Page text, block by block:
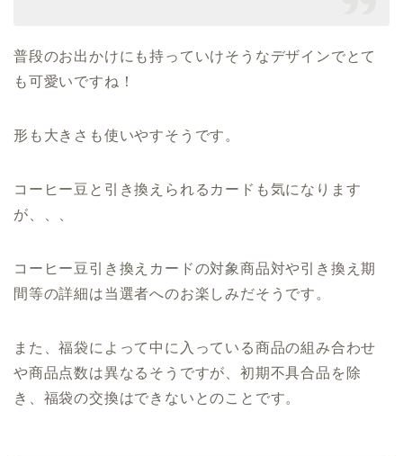
普段のお出かけにも持っていけそうなデザインでとて
も可愛いですね！
形も大きさも使いやすそうです。
コーヒー豆と引き換えられるカードも気になります
が、、、
コーヒー豆引き換えカードの対象商品対や引き換え期
間等の詳細は当選者へのお楽しみだそうです。
また、福袋によって中に入っている商品の組み合わせ
や商品点数は異なるそうですが、初期不具合品を除
き、福袋の交換はできないとのことです。